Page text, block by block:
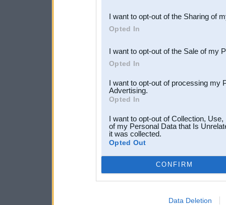
Downstream Participants
third parties.
I want to opt-out of the Sharing of
Opted In
I want to opt-out of the Sale of my
Opted In
I want to opt-out of processing my
Advertising.
Opted In
I want to opt-out of Collection,
of my Personal Data that Is
it was collected.
Opted Out
CONFIRM
Data Deletion